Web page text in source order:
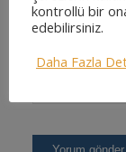
kontrollü bir
edebilirsiniz.
Daha Fazla